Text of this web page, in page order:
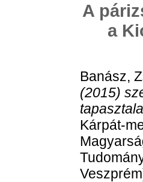
A
a
Banász,
(2015)
Kárpát-